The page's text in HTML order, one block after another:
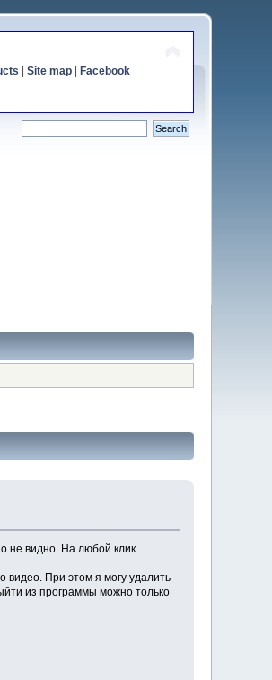
Site map| Facebook
не видно. На любой клик
видео. При этом я могу удалить
из программы можно только